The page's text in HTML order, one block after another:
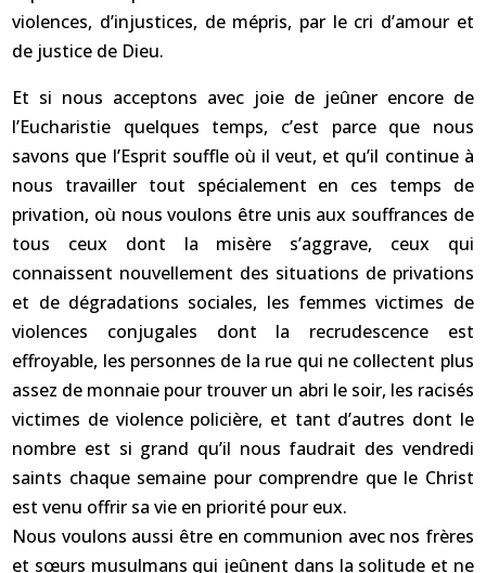
violences, d’injustices, de mépris, par le cri d’amour et
de justice de Dieu.
Et si nous acceptons avec joie de jeûner encore de
l’Eucharistie quelques temps, c’est parce que nous
savons que l’Esprit souffle où il veut, et qu’il continue à
nous travailler tout spécialement en ces temps de
privation, où nous voulons être unis aux souffrances de
tous ceux dont la misère s’aggrave, ceux qui
connaissent nouvellement des situations de privations
et de dégradations sociales, les femmes victimes de
violences conjugales dont la recrudescence est
effroyable, les personnes de la rue qui ne collectent plus
assez de monnaie pour trouver un abri le soir, les racisés
victimes de violence policière, et tant d’autres dont le
nombre est si grand qu’il nous faudrait des vendredi
saints chaque semaine pour comprendre que le Christ
est venu offrir sa vie en priorité pour eux.
Nous voulons aussi être en communion avec nos frères
et sœurs musulmans qui jeûnent dans la solitude et ne